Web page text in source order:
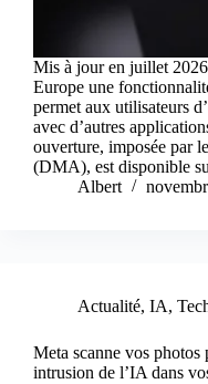
Mis à jour en juillet
Europe une
permet aux utilisateurs
avec d’autres
ouverture, imposée par
(DMA), est disponible
Albert
Actualité, IA,
Meta scanne vos photos
intrusion de l’IA dans